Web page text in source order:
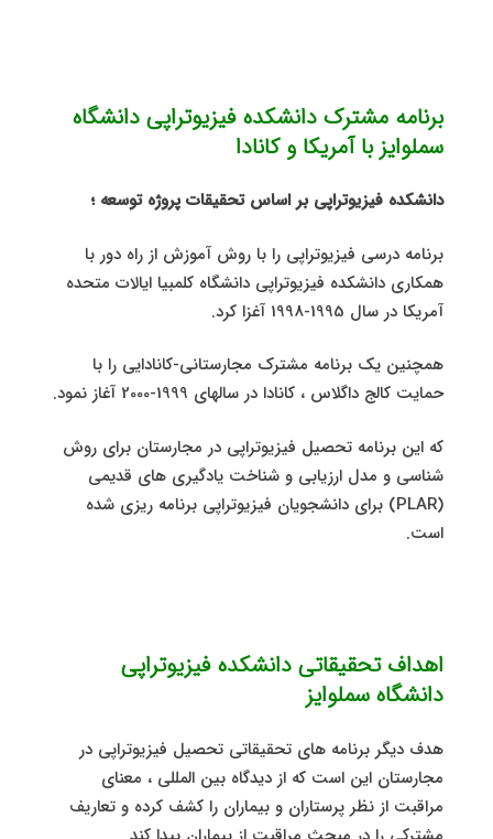
برنامه مشترک دانشکده فیزیوتراپی دانشگاه
سملوایز با آمریکا و کانادا
دانشکده فیزیوتراپی بر اساس تحقیقات پروژه توسعه ؛
برنامه درسی فیزیوتراپی را با روش آموزش از راه دور با
همکاری دانشکده فیزیوتراپی دانشگاه کلمبیا ایالات متحده
آمریکا در سال 1995-1998 آغزا کرد.
همچنین یک برنامه مشترک مجارستانی-کانادایی را با
حمایت کالج داگلاس ، کانادا در سالهای 1999-2000 آغاز نمود.
که این برنامه تحصیل فیزیوتراپی در مجارستان برای روش
شناسی و مدل ارزیابی و شناخت یادگیری های قدیمی
(PLAR) برای دانشجویان فیزیوتراپی برنامه ریزی شده
است.
اهداف تحقیقاتی دانشکده فیزیوتراپی
دانشگاه سملوایز
هدف دیگر برنامه های تحقیقاتی تحصیل فیزیوتراپی در
مجارستان این است که از دیدگاه بین المللی ، معنای
مراقبت از نظر پرستاران و بیماران را کشف کرده و تعاریف